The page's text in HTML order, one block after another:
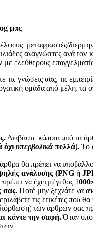
μας
μεταφραστές/
αναγνώστες ανά
ελεύθερους
τις γνώσεις σας, τις
ομάδα από μέλη, τα
Διαβάστε κάποια από τα
όχι υπερβολικά πολλά). Το
θα πρέπει να
ανάλυσης (PNG ή
να έχει μέγεθος
σας. Ποτέ μην ξεχνάτε να
τις ετικέτες που
των άρθρων σας
κάντε την σαφή.Όταν